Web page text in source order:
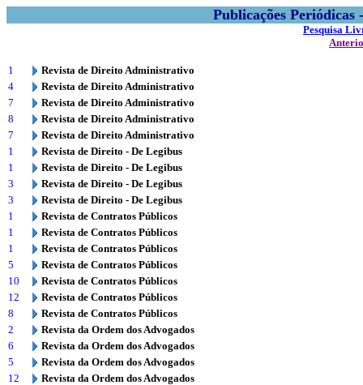
Publicações
Pesquisa
1
Revista de Direito Administrativo
4
Revista de Direito Administrativo
7
Revista de Direito Administrativo
8
Revista de Direito Administrativo
7
Revista de Direito Administrativo
1
Revista de Direito - De Legibus
1
Revista de Direito - De Legibus
3
Revista de Direito - De Legibus
3
Revista de Direito - De Legibus
1
Revista de Contratos Públicos
1
Revista de Contratos Públicos
1
Revista de Contratos Públicos
5
Revista de Contratos Públicos
10
Revista de Contratos Públicos
12
Revista de Contratos Públicos
8
Revista de Contratos Públicos
2
Revista da Ordem dos Advogados
6
Revista da Ordem dos Advogados
5
Revista da Ordem dos Advogados
12
Revista da Ordem dos Advogados